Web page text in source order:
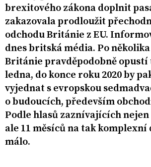
brexitového zákona doplnit
zakazovala prodloužit
odchodu Británie z EU.
dnes britská média. Po
Británie pravděpodobně opustí
ledna, do konce roku 2020 by
vyjednat s evropskou
o budoucích, především
Podle hlasů zaznívajících nejen
ale 11 měsíců na tak
málo.